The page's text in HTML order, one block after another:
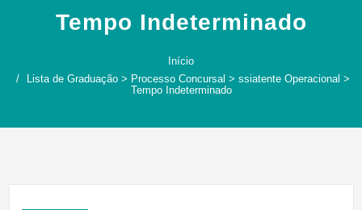
Tempo Indeterminado
Início
Lista de Graduação > Processo Concursal > ssiatente Operacional >
Tempo Indeterminado